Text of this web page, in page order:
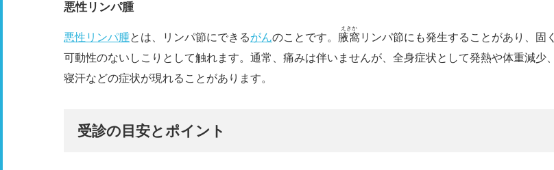
悪性リンパ腫
悪性リンパ腫とは、リンパ節にできるがんのことです。 腋窩
えきか
リンパ節にも発生することがあり、固く
可動性のないしこりとして触れます。通常、痛みは伴いませんが、全身症状として発熱や体重減少、
寝汗などの症状が現れることがあります。
受診の目安とポイント